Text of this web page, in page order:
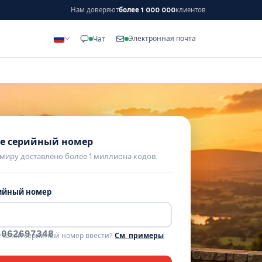
Нам доверяютболее 1 000 000клиентов
Чат Электронная почта
серийный номер
доставлено более 1 миллиона кодов.
номер
какой серийный номер ввести? См. примеры